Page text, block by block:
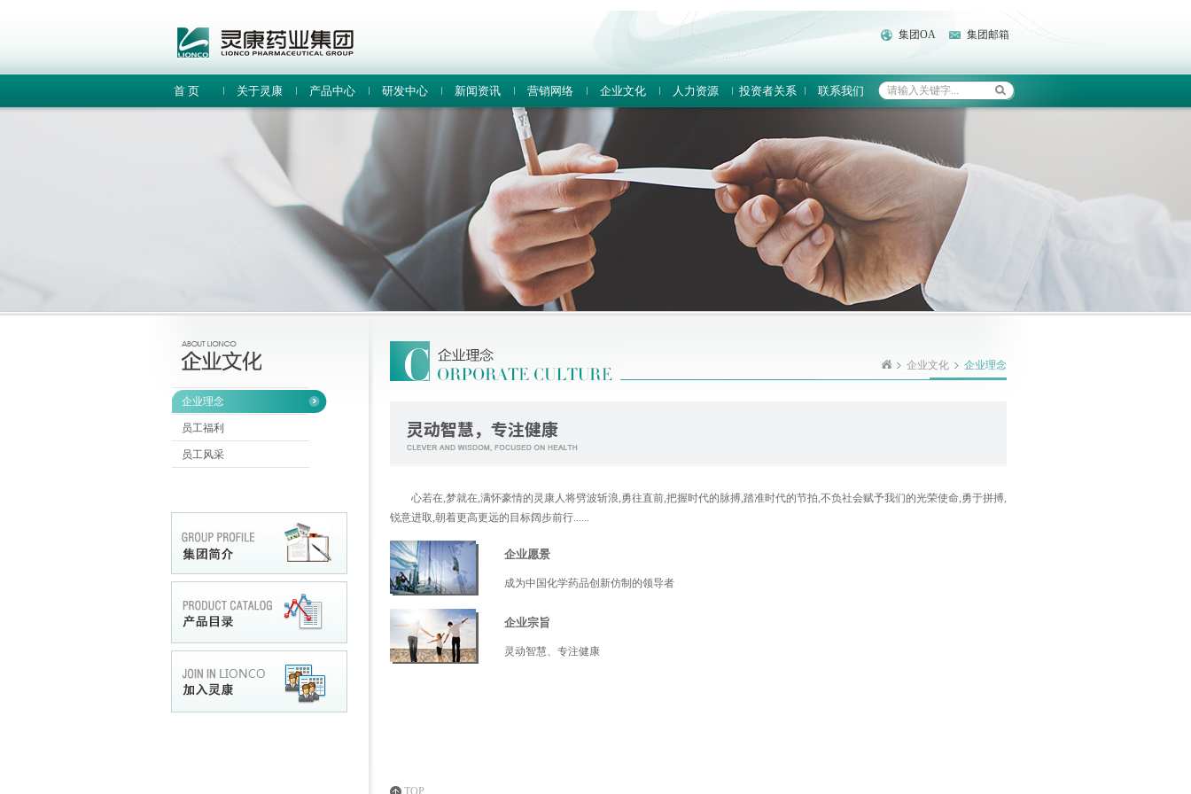
集团OA 集团邮箱
首 页 关于灵康 产品中心 研发中心 新闻资讯 营销网络 企业文化 人力资源 投资者关系 联系我们
企业理念
员工福利
员工风采
企业文化 企业理念
心若在,梦就在,满怀豪情的灵康人将劈波斩浪,勇往直前,把握时代的脉搏,踏准时代的节拍,不负社会赋予我们的光荣使命,勇于拼搏,
锐意进取,朝着更高更远的目标阔步前行......
企业愿景
成为中国化学药品创新仿制的领导者
企业宗旨
灵动智慧、专注健康
TOP